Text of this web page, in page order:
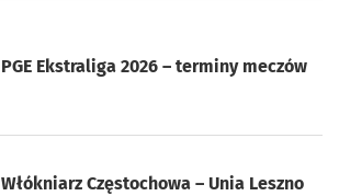
PGE Ekstraliga 2026 – terminy meczów
Włókniarz Częstochowa – Unia Leszno